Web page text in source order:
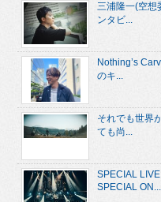
三浦隆一(空想
ンタビ...
Nothing’s
のキ...
それでも世界
ても尚...
SPECIAL
SPECIAL ON...